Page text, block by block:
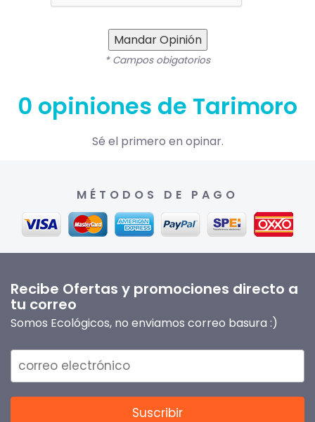
Mandar Opinión
* Campos obigatorios
0 opiniones de Tarimoro
Sé el primero en opinar.
MÉTODOS DE PAGO
Recibe Ofertas y promociones directo a
tu correo
Somos Ecológicos, no enviamos correo basura :)